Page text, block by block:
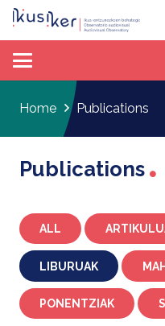
Home Publications
Publications
ALL
LIBURUAK
PONENTZIAK